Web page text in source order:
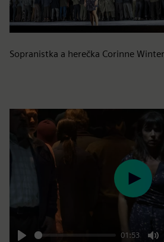
Sopranistka a herečka Corinne
01:53
Play